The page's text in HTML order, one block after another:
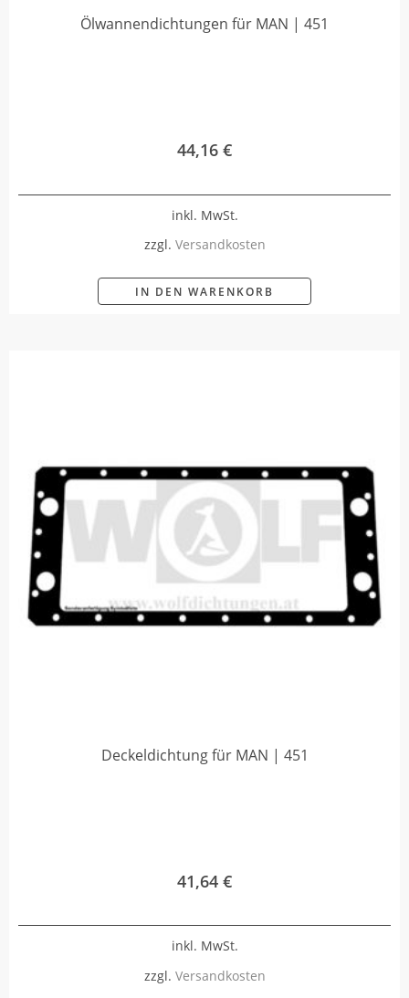
Ölwannendichtungen für MAN | 451
44,16 €
inkl. MwSt.
zzgl. Versandkosten
IN DEN WARENKORB
Deckeldichtung für MAN | 451
41,64 €
inkl. MwSt.
zzgl. Versandkosten